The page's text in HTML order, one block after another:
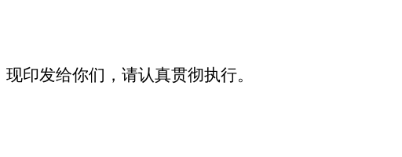
印发给你们，请认真贯彻执行。